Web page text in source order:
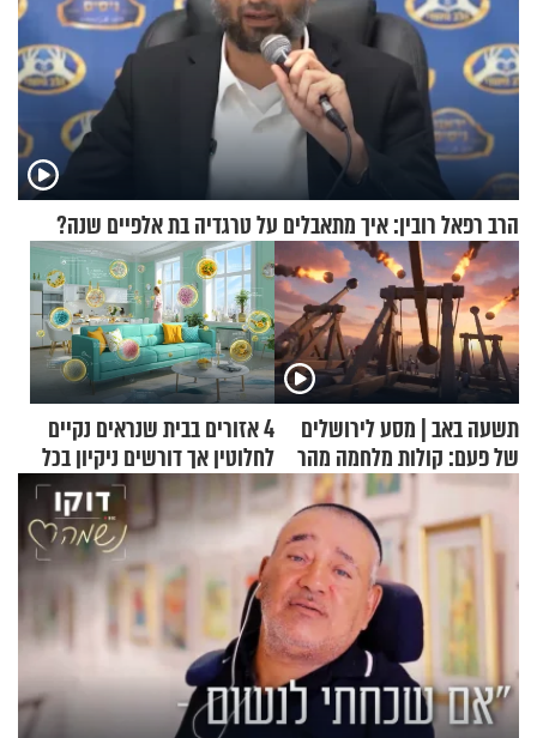
הרב רפאל רובין: איך מתאבלים על טרגדיה בת אלפיים שנה?
תשעה באב | מסע לירושלים
של פעם: קולות מלחמה מהר
הזיתים
4 אזורים בבית שנראים נקיים
לחלוטין אך דורשים ניקיון בכל
סוף שבוע